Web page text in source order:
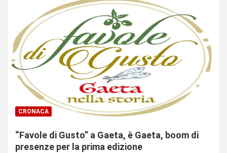
CRONACA
“Favole di Gusto” a Gaeta, è Gaeta, boom di
presenze per la prima edizione